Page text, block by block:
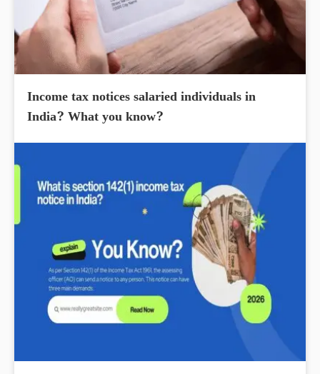
Income tax notices salaried individuals in
India? What you know?